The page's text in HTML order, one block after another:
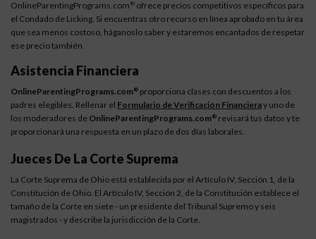
OnlineParentingPrograms.com ® ofrece precios competitivos específicos para
el Condado de Licking. Si encuentras otro recurso en línea aprobado en tu área
que sea menos costoso, háganoslo saber y estaremos encantados de respetar
ese precio también.
Asistencia Financiera
OnlineParentingPrograms.com® proporciona clases con descuentos a los
padres elegibles. Rellenar el Formulario de Verificación Financieray uno de
los moderadores de OnlineParentingPrograms.com® revisará tus datos y te
proporcionará una respuesta en un plazo de dos días laborales.
Jueces De La Corte Suprema
La Corte Suprema de Ohio está establecida por el Artículo IV, Sección 1, de la
Constitución de Ohio. El Artículo IV, Sección 2, de la Constitución establece el
tamaño de la Corte en siete - un presidente del Tribunal Supremo y seis
magistrados - y describe la jurisdicción de la Corte.